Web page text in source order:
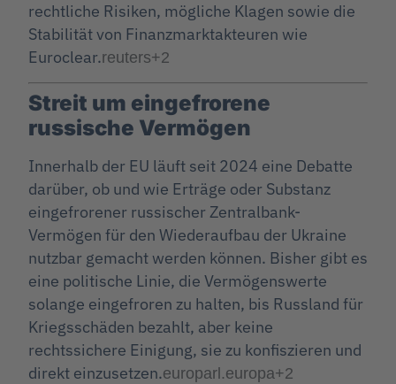
rechtliche Risiken, mögliche Klagen sowie die
Stabilität von Finanzmarktakteuren wie
Euroclear.reuters+2
Streit um eingefrorene
russische Vermögen
Innerhalb der EU läuft seit 2024 eine Debatte
darüber, ob und wie Erträge oder Substanz
eingefrorener russischer Zentralbank-
Vermögen für den Wiederaufbau der Ukraine
nutzbar gemacht werden können. Bisher gibt es
eine politische Linie, die Vermögenswerte
solange eingefroren zu halten, bis Russland für
Kriegsschäden bezahlt, aber keine
rechtssichere Einigung, sie zu konfiszieren und
direkt einzusetzen.europarl.europa+2